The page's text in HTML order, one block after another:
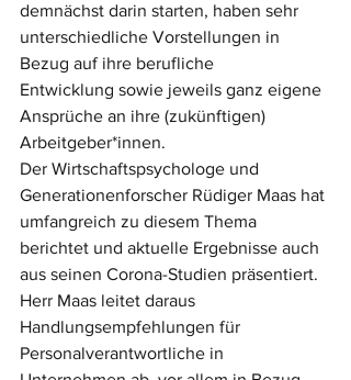
demnächst darin starten, haben sehr
unterschiedliche Vorstellungen in
Bezug auf ihre berufliche
Entwicklung sowie jeweils ganz eigene
Ansprüche an ihre (zukünftigen)
Arbeitgeber*innen.
Der Wirtschaftspsychologe und
Generationenforscher Rüdiger Maas hat
umfangreich zu diesem Thema
berichtet und aktuelle Ergebnisse auch
aus seinen Corona-Studien präsentiert.
Herr Maas leitet daraus
Handlungsempfehlungen für
Personalverantwortliche in